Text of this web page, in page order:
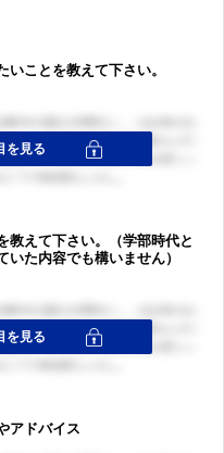
ことを教えて下さい。
教えて下さい。（学部時代と
た内容でも構いません）
アドバイス